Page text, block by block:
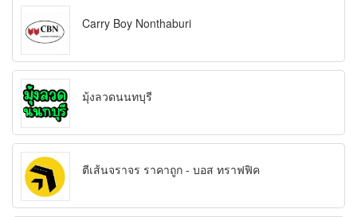
Carry Boy Nonthaburi
มุ้งลวดนนทบุรี
ตีเส้นจราจร ราคาถูก - บอส ทราฟฟิค